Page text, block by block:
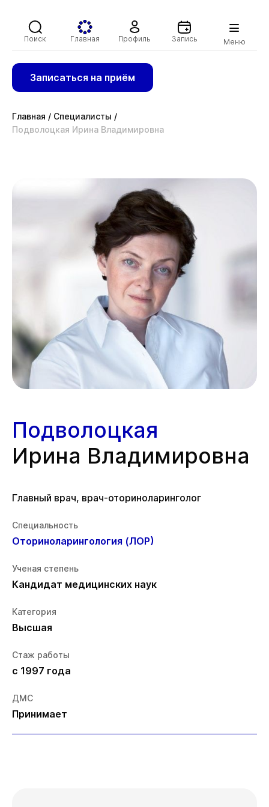
Поиск Главная Профиль Запись Меню
Записаться на приём
Главная / Специалисты /
Подволоцкая Ирина Владимировна
Подволоцкая
Ирина Владимировна
Главный врач, врач-оториноларинголог
Специальность
Оториноларингология (ЛОР)
Ученая степень
Кандидат медицинских наук
Категория
Высшая
Стаж работы
с 1997 года
ДМС
Принимает